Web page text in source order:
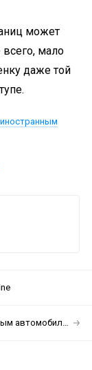
может
мало
даже той
бренда